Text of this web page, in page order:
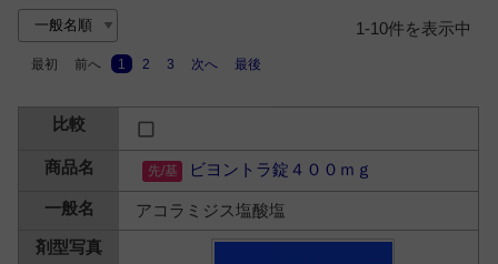
1-10件を表示中
最初 前へ 1 2 3 次へ 最後
ビヨントラ錠４００ｍｇ
アコラミジス塩酸塩